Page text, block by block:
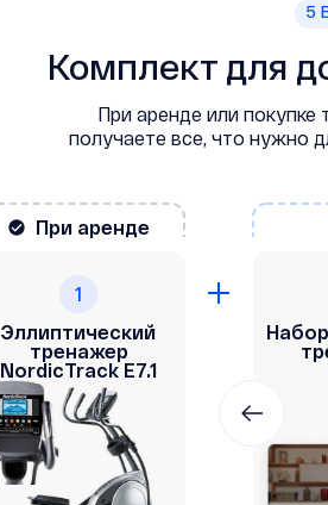
5
Комплект для
При аренде или
получаете все, что нужно
При аренде
1
Эллиптический
тренажер
NordiсTrack E7.1